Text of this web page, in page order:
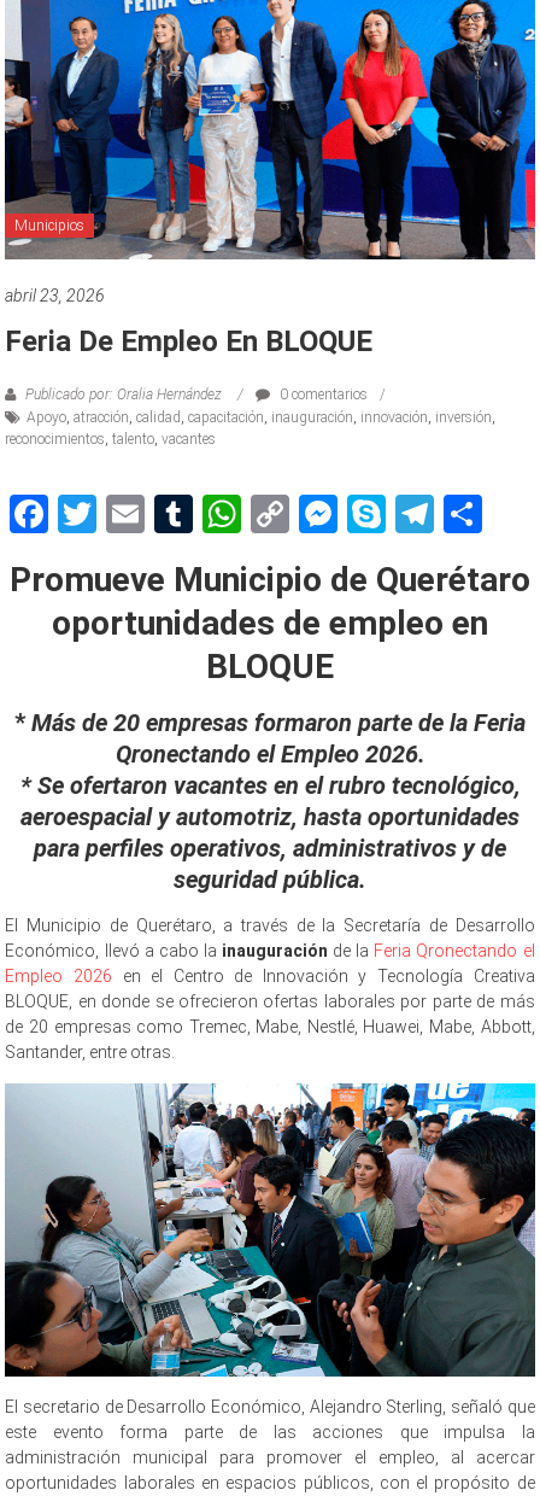
Municipios
abril 23, 2026
Feria De Empleo En BLOQUE
Publicado por: Oralia Hernández
0 comentarios
Apoyo ,atracción ,calidad ,capacitación inauguración innovación inversión
reconocimientos ,talento ,vacantes
Facebook
Twitter
EmailTumblr
WhatsApp
CopyMessenger
Skype
Promueve Municipio de Querétaro
oportunidades de empleo en
BLOQUE
* Más de 20 empresas formaron parte de la Feria
Qronectando el Empleo 2026.
* Se ofertaron vacantes en el rubro tecnológico,
aeroespacial y automotriz, hasta oportunidades
para perfiles operativos, administrativos y de
seguridad pública.
El Municipio de Querétaro, a través de la Secretaría de Desarrollo
Económico, llevó a cabo la inauguración de la Feria Qronectando el
Empleo 2026 en el Centro de Innovación y Tecnología Creativa
BLOQUE, en donde se ofrecieron ofertas laborales por parte de más
de 20 empresas como Tremec, Mabe, Nestlé, Huawei, Mabe, Abbott,
Santander, entre otras.
El secretario de Desarrollo Económico, Alejandro Sterling, señaló que
este evento forma parte de las acciones que impulsa la
administración municipal para promover el empleo, al acercar
oportunidades laborales en espacios públicos, con el propósito de